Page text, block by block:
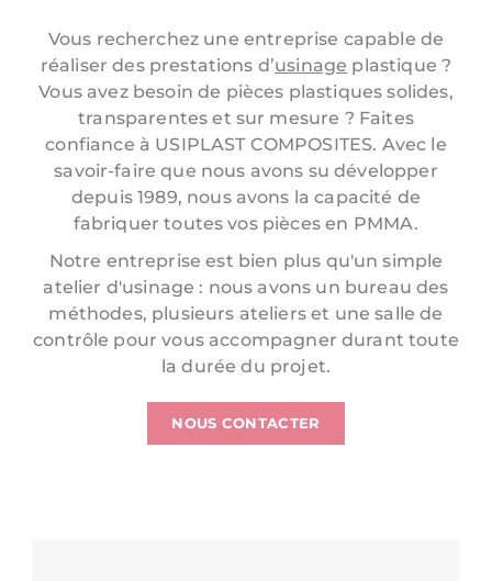
Vous recherchez une entreprise capable de
réaliser des prestations d’usinage plastique ?
Vous avez besoin de pièces plastiques solides,
transparentes et sur mesure ? Faites
confiance à USIPLAST COMPOSITES. Avec le
savoir-faire que nous avons su développer
depuis 1989, nous avons la capacité de
fabriquer toutes vos pièces en PMMA.
Notre entreprise est bien plus qu'un simple
atelier d'usinage : nous avons un bureau des
méthodes, plusieurs ateliers et une salle de
contrôle pour vous accompagner durant toute
la durée du projet.
NOUS CONTACTER